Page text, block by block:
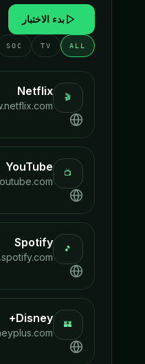
بدء الاختبار
ALL
TV
SOC
Netflix
www.netflix.com
YouTube
Spotify
www.spotify.com
Disney+